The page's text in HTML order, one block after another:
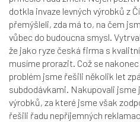
dotkla invaze levných výrobků z
přemýšleli, zda má to, na čem
vůbec do budoucna smysl.
že jako ryze česká firma s
musíme prorazit. Což se
problém jsme řešili několik let
subdodávkami. Nakupovali
výrobků, za které jsme však
řešili řadu nepříjemných